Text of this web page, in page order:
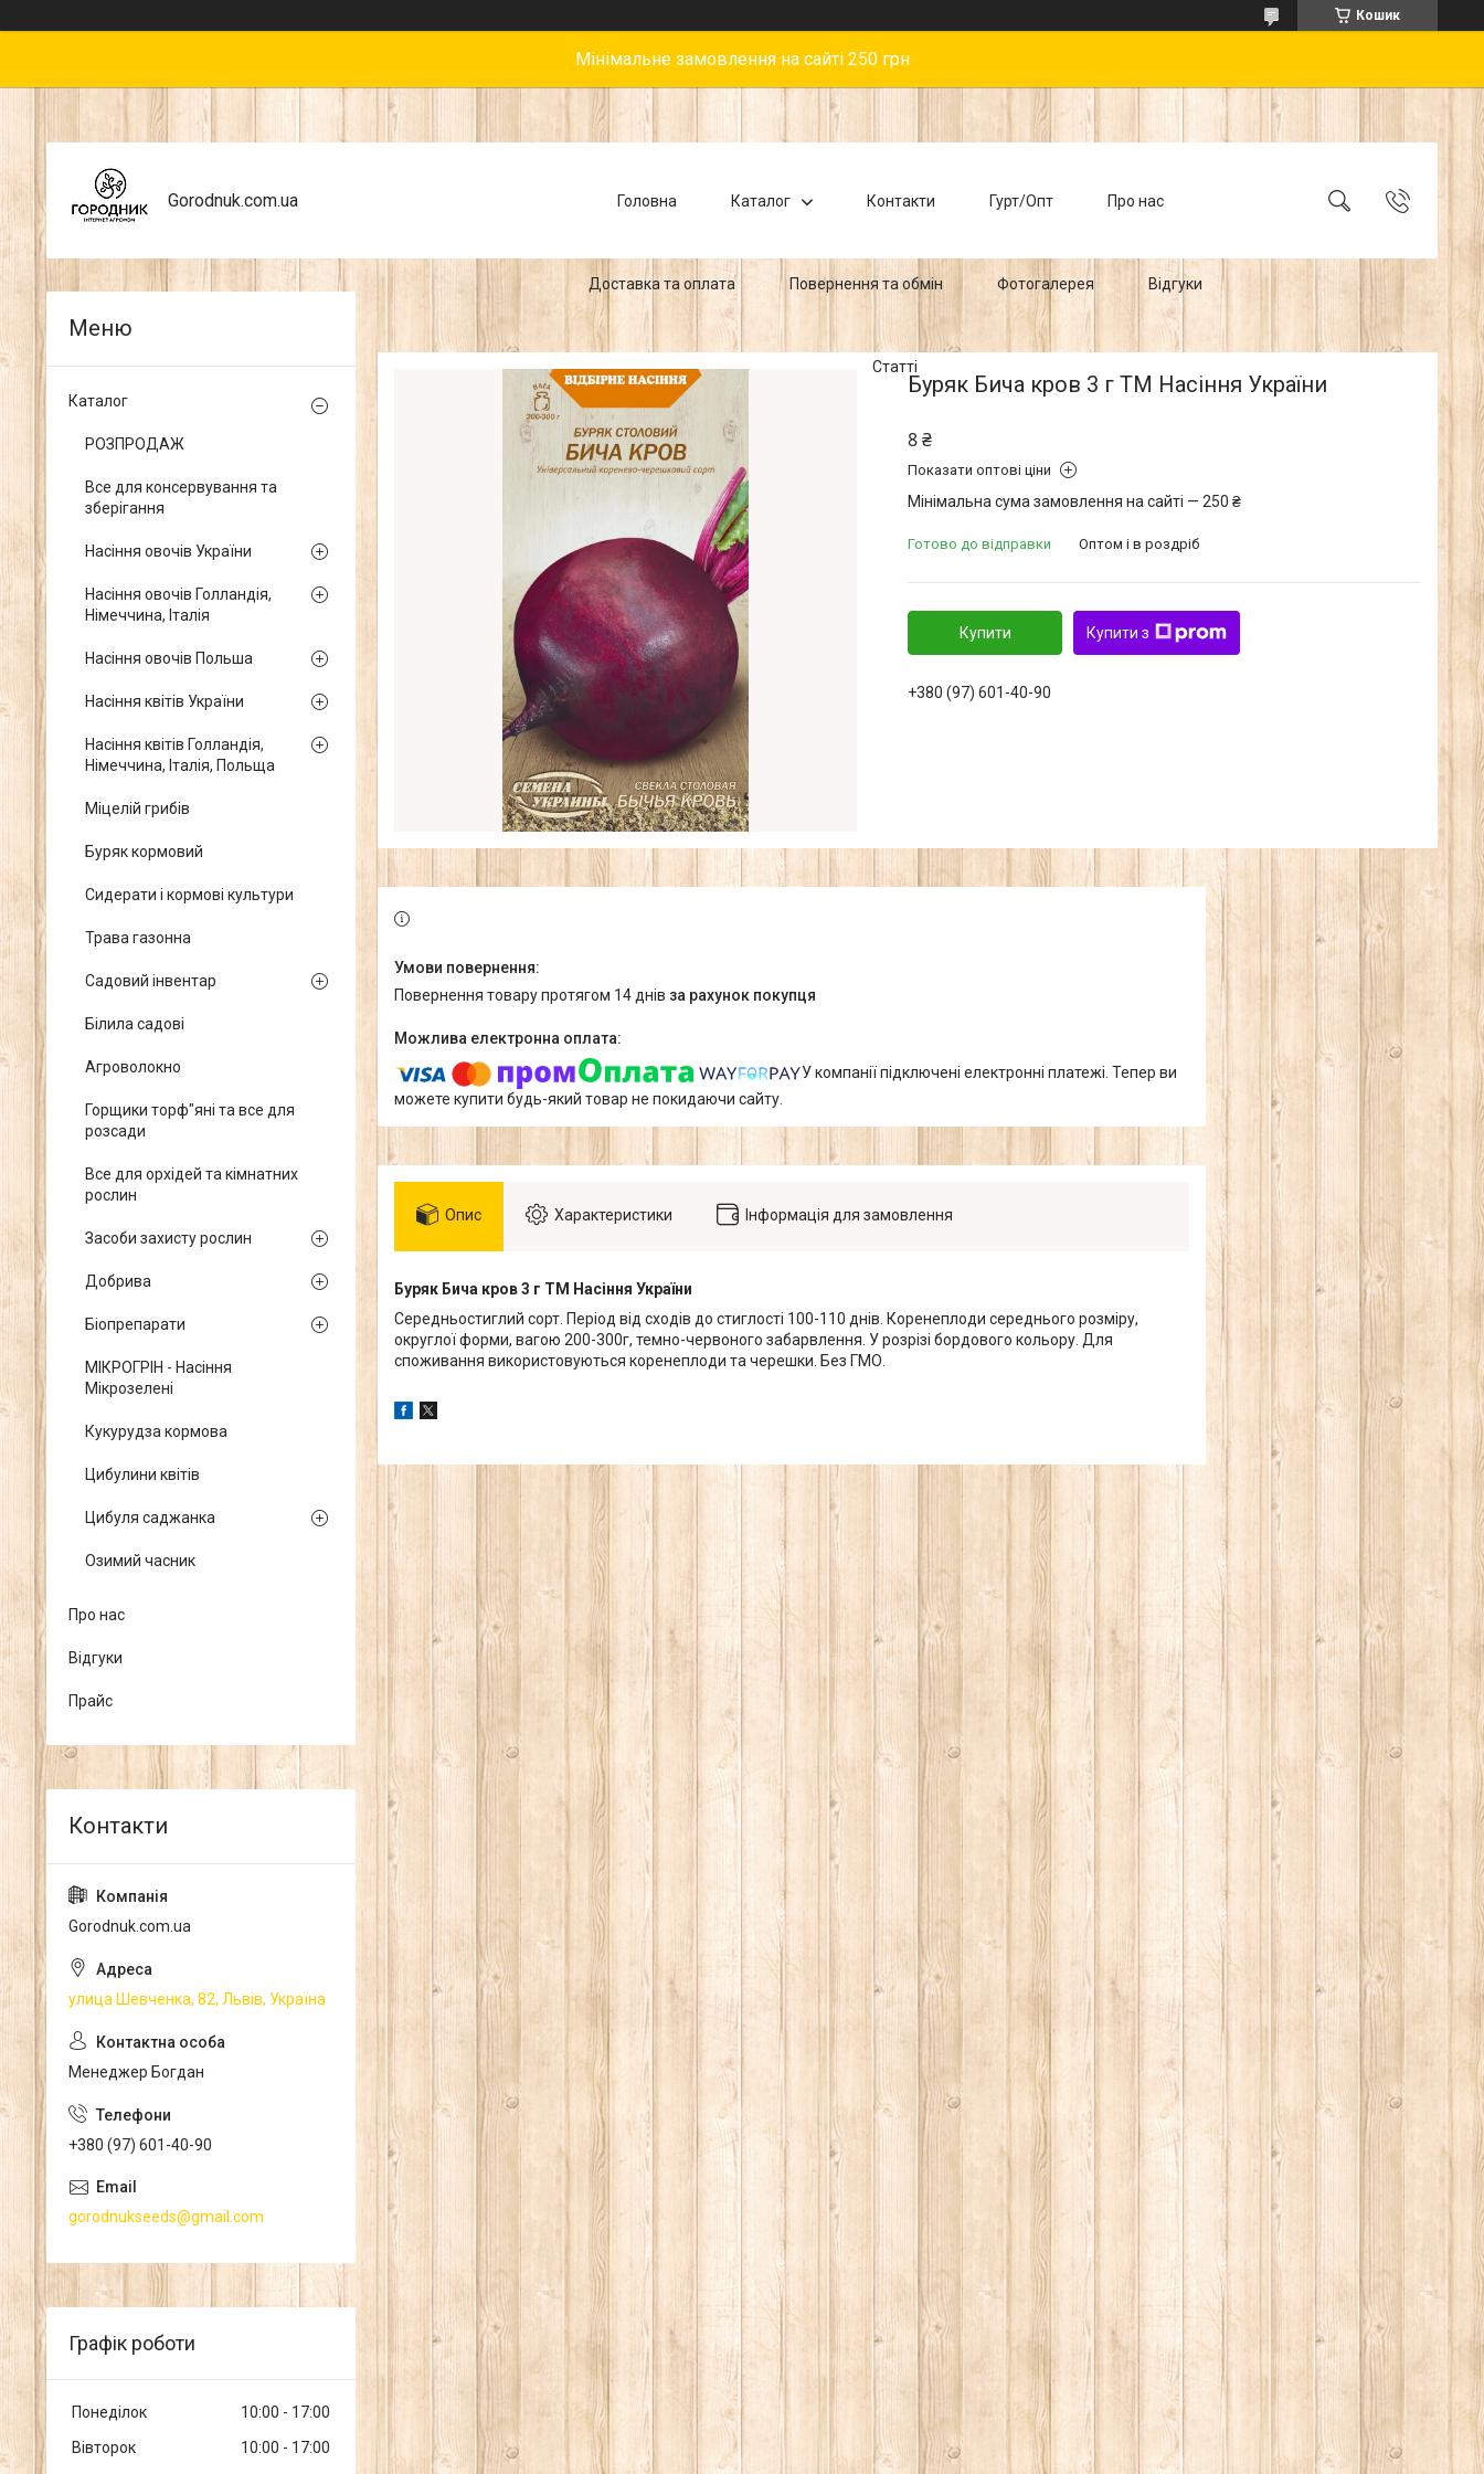
Кошик
Мінімальне замовлення на сайті 250 грн
Gorodnuk.com.ua Головна Каталог Контакти Гурт/Опт Про нас
Доставка та оплата Повернення та обмін Фотогалерея Відгуки
Статті
Буряк Бича кров 3 г ТМ Насіння України
8 ₴
Показати оптові ціни
Мінімальна сума замовлення на сайті — 250 ₴
Готово до відправки Оптом і в роздріб
Купити Купити з
+380 (97) 601-40-90
повернення товару протягом 14 днів за рахунок покупця
У компанії підключені електронні платежі. Тепер ви
можете купити будь-який товар не покидаючи сайту.
Опис Характеристики Інформація для замовлення
Буряк Бича кров 3 г ТМ Насіння України
Середньостиглий сорт. Період від сходів до стиглості 100-110 днів. Коренеплоди середнього розміру,
округлої форми, вагою 200-300г, темно-червоного забарвлення. У розрізі бордового кольору. Для
споживання використовуються коренеплоди та черешки. Без ГМО.
Каталог
РОЗПРОДАЖ
Все для консервування та
зберігання
Насіння овочів України
Насіння овочів Голландія,
Німеччина, Італія
Насіння овочів Польша
Насіння квітів України
Насіння квітів Голландія,
Німеччина, Італія, Польща
Міцелій грибів
Буряк кормовий
Сидерати і кормові культури
Трава газонна
Садовий інвентар
Білила садові
Агроволокно
Горщики торф"яні та все для
розсади
Все для орхідей та кімнатних
рослин
Засоби захисту рослин
Добрива
Біопрепарати
МІКРОГРІН - Насіння
Мікрозелені
Кукурудза кормова
Цибулини квітів
Цибуля саджанка
Озимий часник
Про нас
Відгуки
Прайс
Gorodnuk.com.ua
улица Шевченка, 82, Львів, Україна
Менеджер Богдан
+380 (97) 601-40-90
gorodnukseeds@gmail.com
Графік роботи
Понеділок 10:00
17:00
Вівторок
10:00
17:00